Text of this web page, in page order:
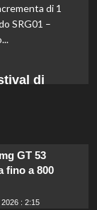
di 1
SRG01 –
di
GT 53
fino a 800
: 2:15